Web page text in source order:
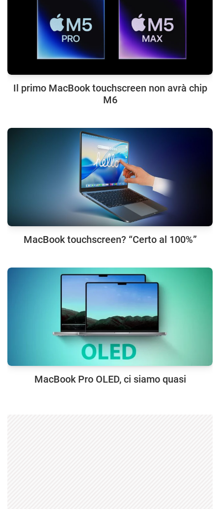
Il primo MacBook touchscreen non avrà chip
M6
MacBook touchscreen? “Certo al 100%”
MacBook Pro OLED, ci siamo quasi